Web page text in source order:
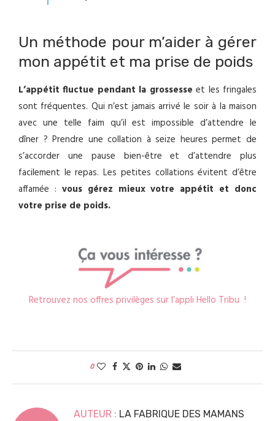
Un méthode pour m’aider à gérer
mon appétit et ma prise de poids
L’appétit fluctue pendant la grossesse et les fringales
sont fréquentes. Qui n’est jamais arrivé le soir à la maison
avec une telle faim qu’il est impossible d’attendre le
dîner ? Prendre une collation à seize heures permet de
s’accorder une pause bien-être et d’attendre plus
facilement le repas. Les petites collations évitent d’être
affamée : vous gérez mieux votre appétit et donc
votre prise de poids.
Retrouvez nos offres privilèges sur l’appli Hello Tribu !
0
AUTEUR : LA FABRIQUE DES MAMANS